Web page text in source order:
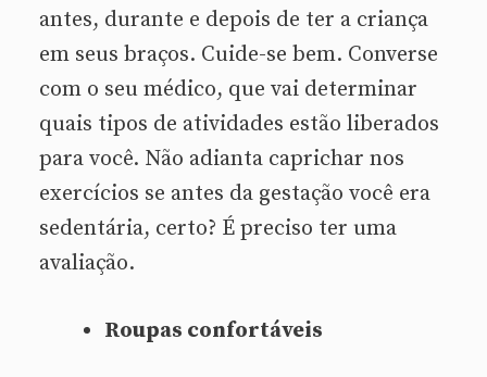
antes, durante e depois de ter a criança
em seus braços. Cuide-se bem. Converse
com o seu médico, que vai determinar
quais tipos de atividades estão liberados
para você. Não adianta caprichar nos
exercícios se antes da gestação você era
sedentária, certo? É preciso ter uma
avaliação.
Roupas confortáveis